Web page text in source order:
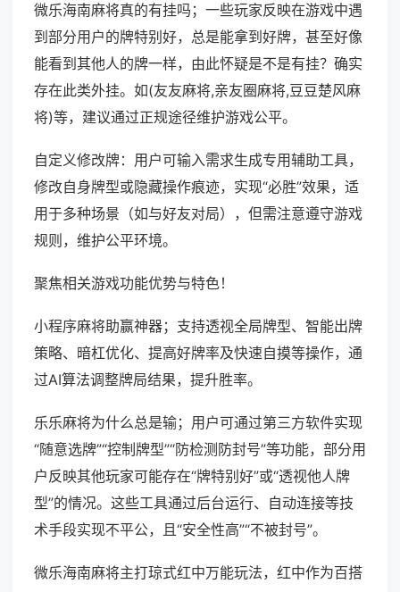
微乐海南麻将真的有挂吗；一些玩家反映在游戏中遇
到部分用户的牌特别好，总是能拿到好牌，甚至好像
能看到其他人的牌一样，由此怀疑是不是有挂？确实
存在此类外挂。如(友友麻将,亲友圈麻将,豆豆楚风麻
将)等，建议通过正规途径维护游戏公平。
自定义修改牌：用户可输入需求生成专用辅助工具，
修改自身牌型或隐藏操作痕迹，实现“必胜”效果，适
用于多种场景（如与好友对局），但需注意遵守游戏
规则，维护公平环境。
聚焦相关游戏功能优势与特色！
小程序麻将助赢神器；支持透视全局牌型、智能出牌
策略、暗杠优化、提高好牌率及快速自摸等操作，通
过AI算法调整牌局结果，提升胜率。
乐乐麻将为什么总是输；用户可通过第三方软件实现
“随意选牌”“控制牌型”“防检测防封号”等功能，部分用
户反映其他玩家可能存在“牌特别好”或“透视他人牌
型”的情况。这些工具通过后台运行、自动连接等技
术手段实现不平公，且“安全性高”“不被封号”。
微乐海南麻将主打琼式红中万能玩法，红中作为百搭